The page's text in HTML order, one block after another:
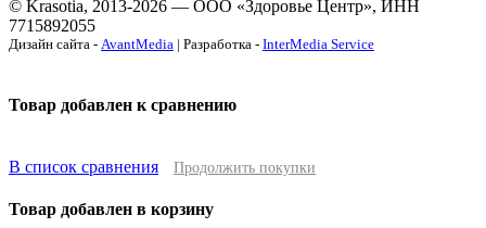
© Krasotia, 2013-2026 — ООО «Здоровье Центр», ИНН
7715892055
Дизайн сайта - AvantMedia | Разработка - InterMedia Service
Товар добавлен к сравнению
В список сравнения Продолжить покупки
Товар добавлен в корзину